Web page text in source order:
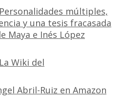
múltiples,
y una tesis fracasada
Maya e Inés López
Wiki del
Abril-Ruiz en Amazon